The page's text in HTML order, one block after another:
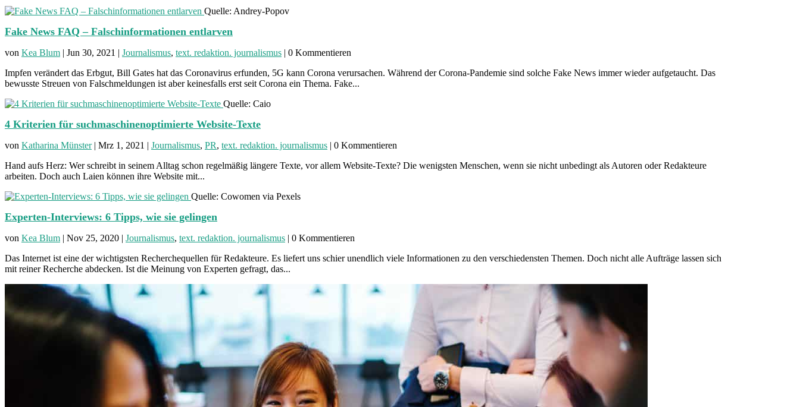
Quelle: Andrey-Popov
Fake News FAQ – Falschinformationen entlarven
von Kea Blum | Jun 30, 2021 | Journalismus, text. redaktion. journalismus | 0 Kommentieren
Impfen verändert das Erbgut, Bill Gates hat das Coronavirus erfunden, 5G kann Corona verursachen. Während der Corona-Pandemie sind solche Fake News immer wieder aufgetaucht. Das
bewusste Streuen von Falschmeldungen ist aber keinesfalls erst seit Corona ein Thema. Fake...
Quelle: Caio
4 Kriterien für suchmaschinenoptimierte Website-Texte
von Katharina Münster| Mrz 1, 2021 | Journalismus, PR, text. redaktion. journalismus | 0 Kommentieren
Hand aufs Herz: Wer schreibt in seinem Alltag schon regelmäßig längere Texte, vor allem Website-Texte? Die wenigsten Menschen, wenn sie nicht unbedingt als Autoren oder Redakteure
arbeiten. Doch auch Laien können ihre Website mit...
Quelle: Cowomen via Pexels
Experten-Interviews: 6 Tipps, wie sie gelingen
von Kea Blum | Nov 25, 2020 | Journalismus, text. redaktion. journalismus | 0 Kommentieren
Das Internet ist eine der wichtigsten Recherchequellen für Redakteure. Es liefert uns schier unendlich viele Informationen zu den verschiedensten Themen. Doch nicht alle Aufträge lassen sich
mit reiner Recherche abdecken. Ist die Meinung von Experten gefragt, das...